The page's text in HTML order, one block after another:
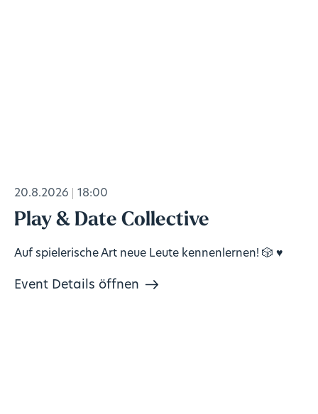
20.8.2026 18:00
Play & Date Collective
Auf spielerische Art neue Leute kennenlernen! 🎲 ♥️
Event Details öffnen